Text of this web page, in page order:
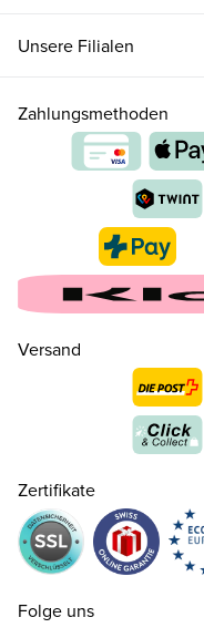
35 CHF 159.00
CHF 159.00
Unsere Filialen
Zahlungsmethoden
Versand
Zertifikate
Folge uns